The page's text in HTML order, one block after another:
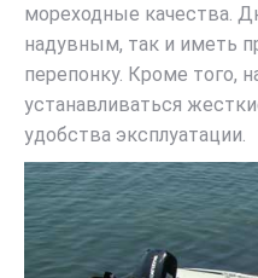
мореходные качества.
надувным, так и иметь
перепонку. Кроме того,
устанавливаться
удобства эксплуатации.